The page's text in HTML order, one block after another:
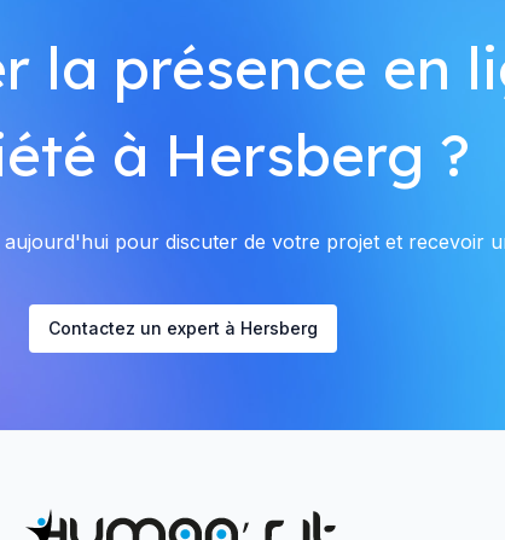
la présence en
à Hersberg ?
pour discuter de votre projet et recevoir
Contactez un expert à Hersberg